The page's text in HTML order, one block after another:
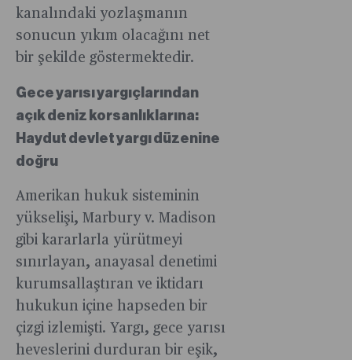
kanalındaki yozlaşmanın
sonucun yıkım olacağını net
bir şekilde göstermektedir.
Gece yarısı yargıçlarından
açık deniz korsanlıklarına:
Haydut devlet yargı düzenine
doğru
Amerikan hukuk sisteminin
yükselişi, Marbury v. Madison
gibi kararlarla yürütmeyi
sınırlayan, anayasal denetimi
kurumsallaştıran ve iktidarı
hukukun içine hapseden bir
çizgi izlemişti. Yargı, gece yarısı
heveslerini durduran bir eşik,